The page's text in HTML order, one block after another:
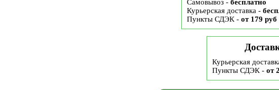
Самовывоз - бесплатно
Курьерская доставка -
Пункты СДЭК - от 179 руб
Курьерская
Пункты СДЭК - от